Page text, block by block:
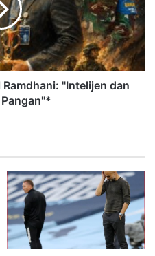
"Intelijen dan